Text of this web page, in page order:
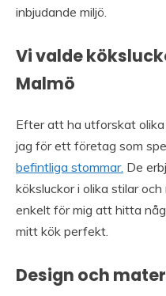
inbjudande miljö.
Vi valde
Malmö
Efter att ha utforskat
jag för ett företag som
befintliga stommar. De
köksluckor i olika stilar
enkelt för mig att hitta
mitt kök perfekt.
Design och